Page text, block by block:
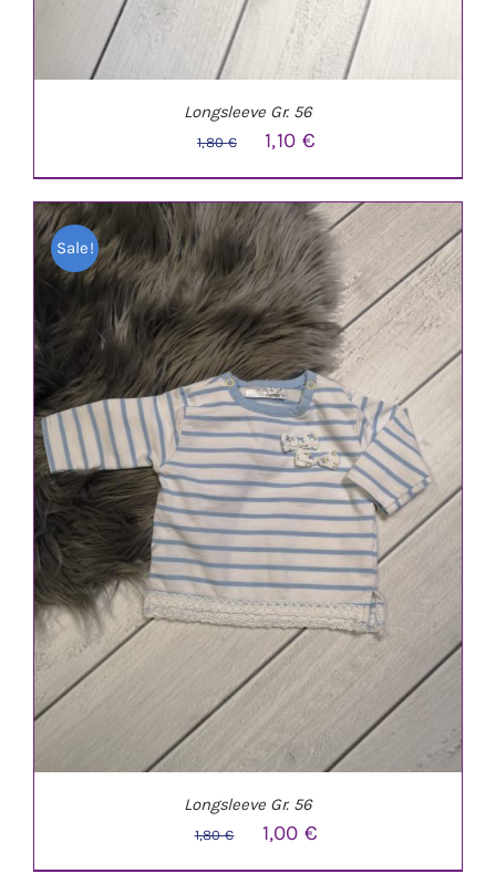
IN DEN WARENKORB / DETAILS
Longsleeve Gr. 56
1,80€
Ursprünglicher
Preis
war:
1,80 €
1,10 €Aktueller
Preis
ist:
1,10 €.
Sale!
Longsleeve Gr. 56
1,80€
Ursprünglicher
Preis
1,00€
Preis